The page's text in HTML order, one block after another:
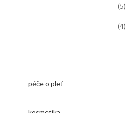
(5)
(4)
péče o pleť